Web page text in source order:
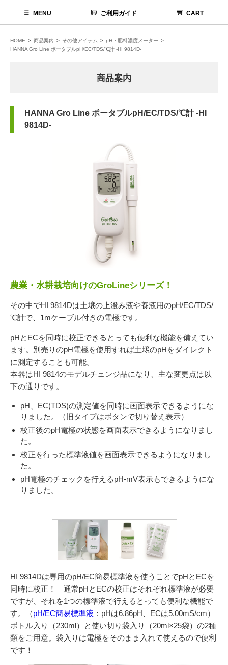
MENU
代理店募集
お問い合わせ
お電話でのお問い合わせ
054-270-4456
営業時間：平日：10～19時／土曜：12～18時
ご利用ガイド CART
HOME 商品案内 その他アイテム
pH・肥料濃度メーター
HANNA Gro Line ポータブルpH/EC/TDS/℃計 -HI 9814D-
商品案内
HANNA Gro Line ポータブルpH/EC/TDS/℃計 -HI
9814D-
農業・水耕栽培向けのGroLineシリーズ！
その中でHI 9814Dは土壌の上澄み液や養液用のpH/EC/TDS/
℃計で、1mケーブル付きの電極です。
pHとECを同時に校正できるとっても便利な機能を備えてい
ます。別売りのpH電極を使用すれば土壌のpHをダイレクト
に測定することも可能。
本器はHI 9814のモデルチェンジ品になり、主な変更点は以
下の通りです。
pH、EC(TDS)の測定値を同時に画面表示できるようにな
りました。
（旧タイプはボタンで切り替え表示）
校正後のpH電極の状態を画面表示できるようになりまし
た。
校正を行った標準液値を画面表示できるようになりまし
た。
pH電極のチェックを行えるpH-mV表示もできるようにな
りました。
HI 9814Dは専用のpH/EC簡易標準液を使うことでpHとECを
同時に校正！ 通常pHとECの校正はそれぞれ標準液が必要
ですが、それを1つの標準液で行える とっても便利な機能で
す。（pH/EC簡易標準液 ：pHは6.86pH、ECは5.00mS/cm）
ボトル入り（230ml）と使い切り袋入り（20ml×25袋）の2種
類をご用意。 袋入りは電極をそのまま入れて使えるので便利
です！